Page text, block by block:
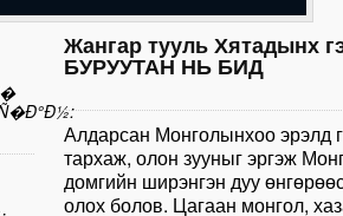
Жангар тууль Хятадынх
БУРУУТАН НЬ БИД
Алдарсан Монголынхоо эрэлд
тархаж, олон зууныг эргэж
домгийн ширэнгэн дуу
олох болов. Цагаан монгол,